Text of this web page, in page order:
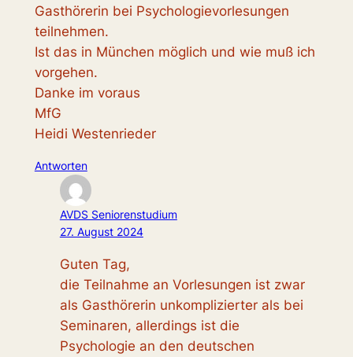
Gasthörerin bei Psychologievorlesungen
teilnehmen.
Ist das in München möglich und wie muß ich
vorgehen.
Danke im voraus
MfG
Heidi Westenrieder
Antworten
AVDS Seniorenstudium
27. August 2024
Guten Tag,
die Teilnahme an Vorlesungen ist zwar
als Gasthörerin unkomplizierter als bei
Seminaren, allerdings ist die
Psychologie an den deutschen